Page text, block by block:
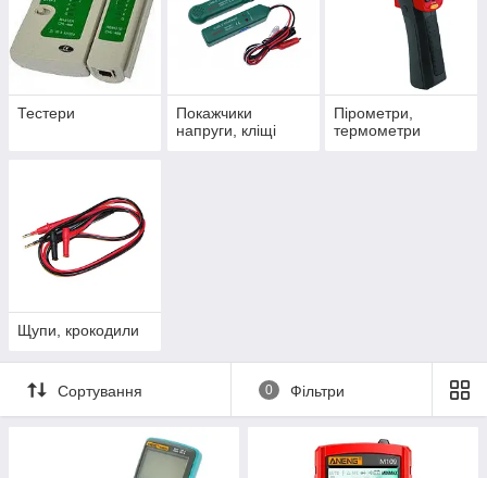
Тестери
Покажчики
напруги, кліщі
Пірометри,
термометри
Щупи, крокодили
Сортування 0 Фільтри